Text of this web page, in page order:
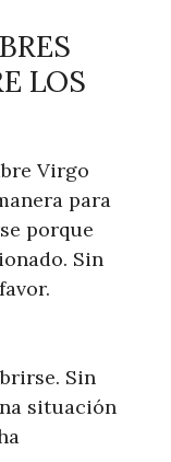
LOS
Virgo
para
porque
Sin
Sin
situación